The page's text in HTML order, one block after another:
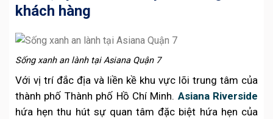
khách hàng
Sống xanh an lành tại Asiana Quận 7
Với vị trí đắc địa và liền kề khu vực lõi trung tâm của
thành phố Thành phố Hồ Chí Minh. Asiana Riverside
hứa hẹn thu hút sự quan tâm đặc biệt hứa hẹn của